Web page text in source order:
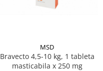
MSD
Bravecto 4,5-10 kg, 1 tableta
masticabila x 250 mg